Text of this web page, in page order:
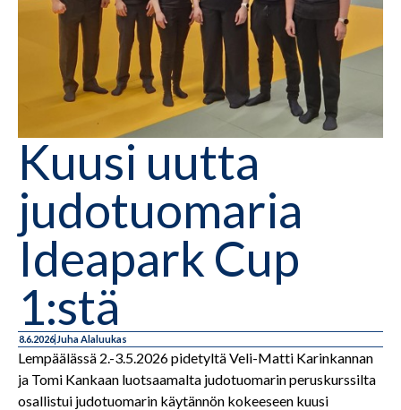
Kuusi uutta
judotuomaria
Ideapark Cup
1:stä
8.6.2026 Juha Alaluukas
Lempäälässä 2.-3.5.2026 pidetyltä Veli-Matti Karinkannan
ja Tomi Kankaan luotsaamalta judotuomarin peruskurssilta
osallistui judotuomarin käytännön kokeeseen kuusi